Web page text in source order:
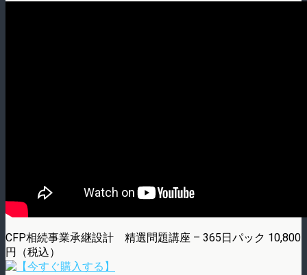
CFP相続事業承継設計 精選問題講座 – 365日パック 10,800
円（税込）